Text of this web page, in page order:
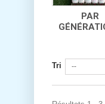
PAR
Tri --